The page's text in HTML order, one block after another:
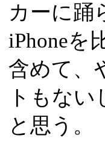
カーに踊
iPhoneを
含めて、
トもな
と思う。